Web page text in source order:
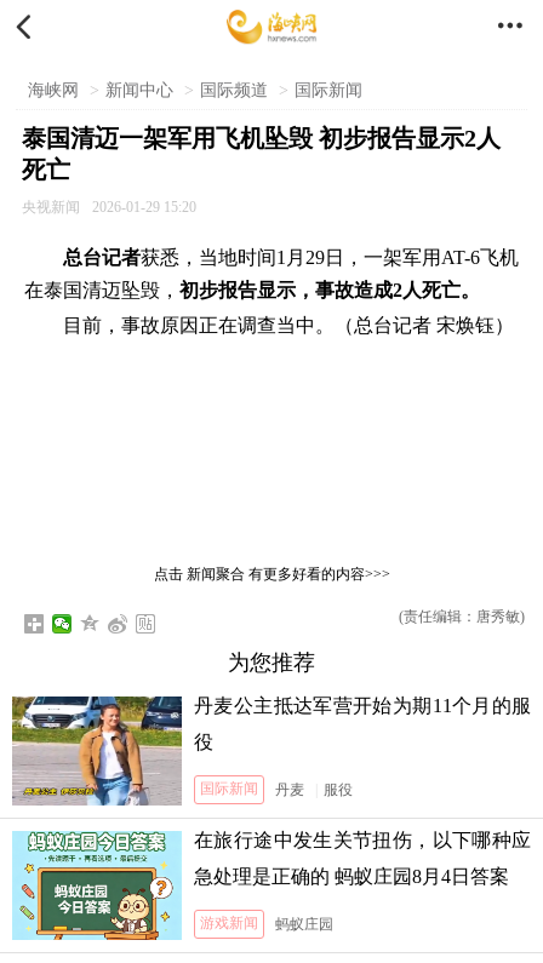
 
海峡网 > 新闻中心 > 国际频道 > 国际新闻
泰国清迈一架军用飞机坠毁 初步报告显示2人
死亡
央视新闻 2026-01-29 15:20
总台记者获悉，当地时间1月29日，一架军用AT-6飞机
在泰国清迈坠毁， 初步报告显示，事故造成2人死亡。
目前，事故原因正在调查当中。（总台记者 宋焕钰）
点击 新闻聚合有更多好看的内容>>>
(责任编辑：唐秀敏)
为您推荐
丹麦公主抵达军营开始为期11个月的服
役
国际新闻 丹麦 服役
在旅行途中发生关节扭伤，以下哪种应
急处理是正确的 蚂蚁庄园8月4日答案
游戏新闻 蚂蚁庄园